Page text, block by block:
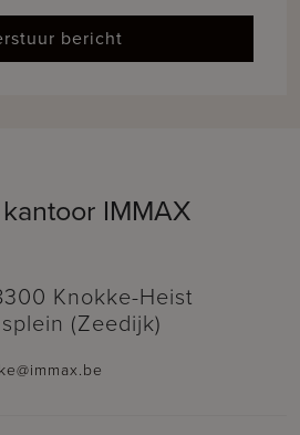
bericht
IMMAX
Knokke-Heist
(Zeedijk)